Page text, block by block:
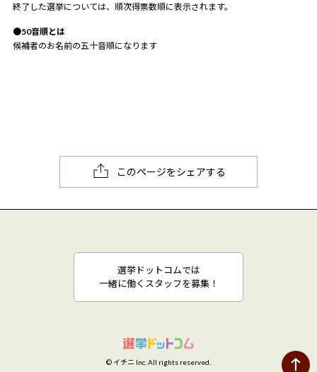
終了した選挙については、順次得票数順に表示されます。
●50音順とは
候補者のお名前の五十音順になります
このページをシェアする
選挙ドットコムでは
一緒に働くスタッフを募集！
© イチニ Inc. All rights reserved.